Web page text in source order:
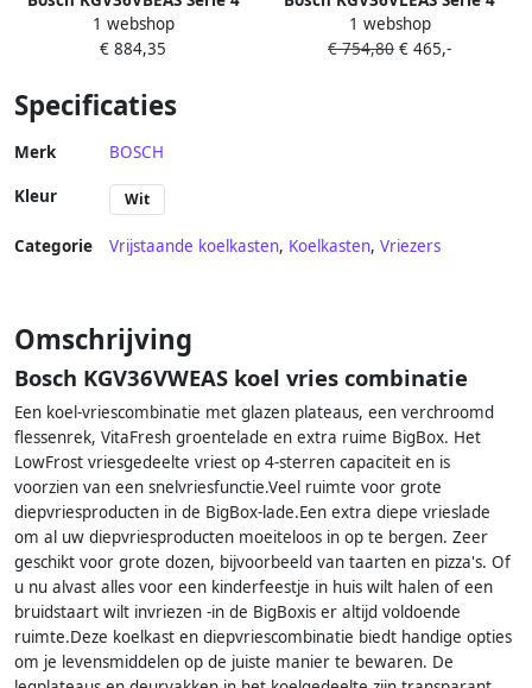
Koelkast Koel-
vriescombinatie VitaFresh:
vers in de speciale lade Led
1 webshop
€ 884,35
Koel-vriescombinatie RVS
1 webshop
€ 754,80 € 465,-
Specificaties
Merk BOSCH
Kleur Wit
Categorie Vrijstaande koelkasten, Koelkasten, Vriezers
Omschrijving
Bosch KGV36VWEAS koel vries combinatie
Een koel-vriescombinatie met glazen plateaus, een verchroomd
flessenrek, VitaFresh groentelade en extra ruime BigBox. Het
LowFrost vriesgedeelte vriest op 4-sterren capaciteit en is
voorzien van een snelvriesfunctie.Veel ruimte voor grote
diepvriesproducten in de BigBox-lade.Een extra diepe vrieslade
om al uw diepvriesproducten moeiteloos in op te bergen. Zeer
geschikt voor grote dozen, bijvoorbeeld van taarten en pizza's. Of
u nu alvast alles voor een kinderfeestje in huis wilt halen of een
bruidstaart wilt invriezen -in de BigBoxis er altijd voldoende
ruimte.Deze koelkast en diepvriescombinatie biedt handige opties
om je levensmiddelen op de juiste manier te bewaren. De